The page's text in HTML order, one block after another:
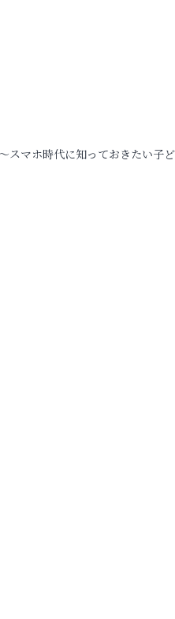
スマホ時代に知っておきたい子